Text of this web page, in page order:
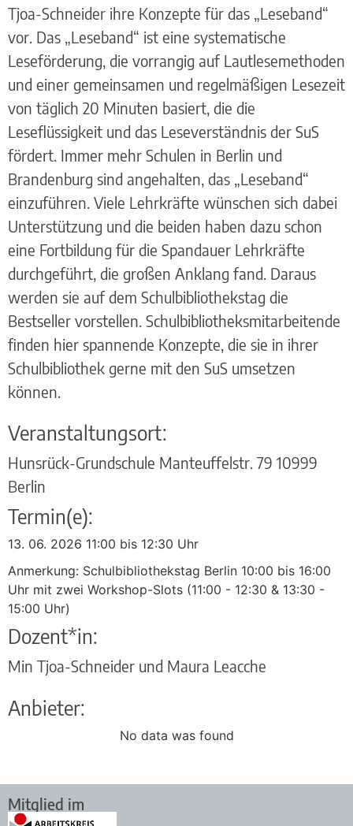
Tjoa-Schneider ihre Konzepte für das „Leseband“
vor. Das „Leseband“ ist eine systematische
Leseförderung, die vorrangig auf Lautlesemethoden
und einer gemeinsamen und regelmäßigen Lesezeit
von täglich 20 Minuten basiert, die die
Leseflüssigkeit und das Leseverständnis der SuS
fördert. Immer mehr Schulen in Berlin und
Brandenburg sind angehalten, das „Leseband“
einzuführen. Viele Lehrkräfte wünschen sich dabei
Unterstützung und die beiden haben dazu schon
eine Fortbildung für die Spandauer Lehrkräfte
durchgeführt, die großen Anklang fand. Daraus
werden sie auf dem Schulbibliothekstag die
Bestseller vorstellen. Schulbibliotheksmitarbeitende
finden hier spannende Konzepte, die sie in ihrer
Schulbibliothek gerne mit den SuS umsetzen
können.
Veranstaltungsort:
Hunsrück-Grundschule Manteuffelstr. 79 10999
Berlin
Termin(e):
13. 06. 2026 11:00 bis 12:30 Uhr
Anmerkung: Schulbibliothekstag Berlin 10:00 bis 16:00
Uhr mit zwei Workshop-Slots (11:00 - 12:30 & 13:30 -
15:00 Uhr)
Dozent*in:
Min Tjoa-Schneider und Maura Leacche
Anbieter:
No data was found
Mitglied im